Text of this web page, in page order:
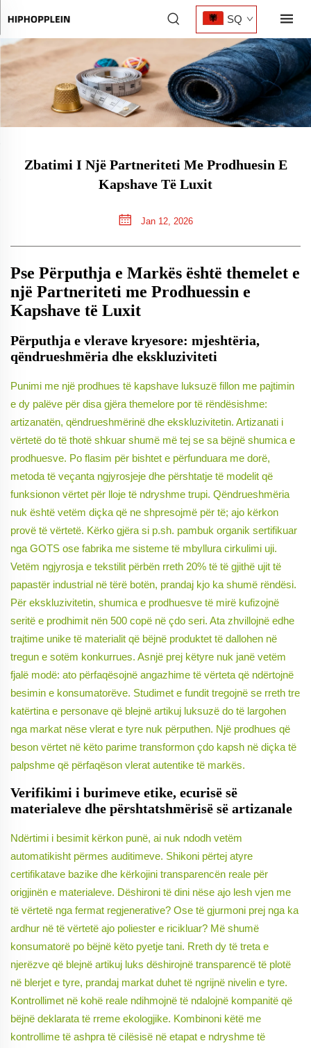
SQ
Zbatimi I Një Partneriteti Me Prodhuesin E
Kapshave Të Luxit
Jan 12, 2026
Pse Përputhja e Markës është themelet e
një Partneriteti me Prodhuessin e
Kapshave të Luxit
Përputhja e vlerave kryesore: mjeshtëria,
qëndrueshmëria dhe ekskluziviteti
Punimi me një prodhues të kapshave luksuzë fillon me pajtimin
e dy palëve për disa gjëra themelore por të rëndësishme:
artizanatën, qëndrueshmërinë dhe ekskluzivitetin. Artizanati i
vërtetë do të thotë shkuar shumë më tej se sa bëjnë shumica e
prodhuesve. Po flasim për bishtet e përfunduara me dorë,
metoda të veçanta ngjyrosjeje dhe përshtatje të modelit që
funksionon vërtet për lloje të ndryshme trupi. Qëndrueshmëria
nuk është vetëm diçka që ne shpresojmë për të; ajo kërkon
provë të vërtetë. Kërko gjëra si p.sh. pambuk organik sertifikuar
nga GOTS ose fabrika me sisteme të mbyllura cirkulimi uji.
Vetëm ngjyrosja e tekstilit përbën rreth 20% të të gjithë ujit të
papastër industrial në tërë botën, prandaj kjo ka shumë rëndësi.
Për ekskluzivitetin, shumica e prodhuesve të mirë kufizojnë
seritë e prodhimit nën 500 copë në çdo seri. Ata zhvillojnë edhe
trajtime unike të materialit që bëjnë produktet të dallohen në
tregun e sotëm konkurrues. Asnjë prej këtyre nuk janë vetëm
fjalë modë: ato përfaqësojnë angazhime të vërteta që ndërtojnë
besimin e konsumatorëve. Studimet e fundit tregojnë se rreth tre
katërtina e personave që blejnë artikuj luksuzë do të largohen
nga markat nëse vlerat e tyre nuk përputhen. Një prodhues që
beson vërtet në këto parime transformon çdo kapsh në diçka të
palpshme që përfaqëson vlerat autentike të markës.
Verifikimi i burimeve etike, ecurisë së
materialeve dhe përshtatshmërisë së artizanale
Ndërtimi i besimit kërkon punë, ai nuk ndodh vetëm
automatikisht përmes auditimeve. Shikoni përtej atyre
certifikatave bazike dhe kërkojini transparencën reale për
origjinën e materialeve. Dëshironi të dini nëse ajo lesh vjen me
të vërtetë nga fermat regjenerative? Ose të gjurmoni prej nga ka
ardhur në të vërtetë ajo poliester e ricikluar? Më shumë
konsumatorë po bëjnë këto pyetje tani. Rreth dy të treta e
njerëzve që blejnë artikuj luks dëshirojnë transparencë të plotë
në blerjet e tyre, prandaj markat duhet të ngrijnë nivelin e tyre.
Kontrollimet në kohë reale ndihmojnë të ndalojnë kompanitë që
bëjnë deklarata të rreme ekologjike. Kombinoni këtë me
kontrollime të ashpra të cilësisë në etapat e ndryshme të